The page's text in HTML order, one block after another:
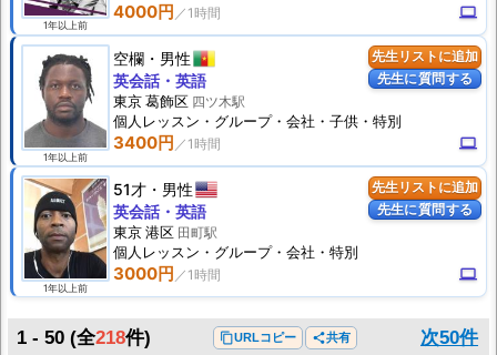
1年以上前
4000円 computer
先生リストに追加
先生に質問する
1年以上前
空欄 男性
3400円 computer
英会話・英語
東京 葛飾区 四ツ木駅
個人 レッスン ・グループ・会社・子供・特別
先生リストに追加
先生に質問する
1年以上前
51才 男性
3000円 computer
英会話・英語
東京 港区 田町駅
個人 レッスン ・グループ・会社・特別
1 - 50 (全218件) content_copyURLコピー share共有 次50件